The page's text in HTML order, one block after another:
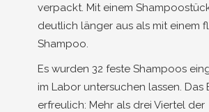
verpackt. Mit einem
deutlich länger aus als mit einem
Shampoo.
Es wurden 32 feste Shampoos
im Labor untersuchen lassen. Das
erfreulich: Mehr als drei Viertel der